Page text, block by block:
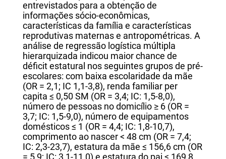
entrevistados para a obtenção de
informações sócio-econômicas,
características da família e características
reprodutivas maternas e antropométricas. A
análise de regressão logística múltipla
hierarquizada indicou maior chance de
déficit estatural nos seguintes grupos de pré-
escolares: com baixa escolaridade da mãe
(OR = 2,1; IC 1,1-3,8), renda familiar per
capita ≤ 0,50 SM (OR = 3,4; IC: 1,5-8,0),
número de pessoas no domicílio ≥ 6 (OR =
3,7; IC: 1,5-9,0), número de equipamentos
domésticos ≤ 1 (OR = 4,4; IC: 1,8-10,7),
comprimento ao nascer < 48 cm (OR = 7,4;
IC: 2,3-23,7), estatura da mãe ≤ 156,6 cm (OR